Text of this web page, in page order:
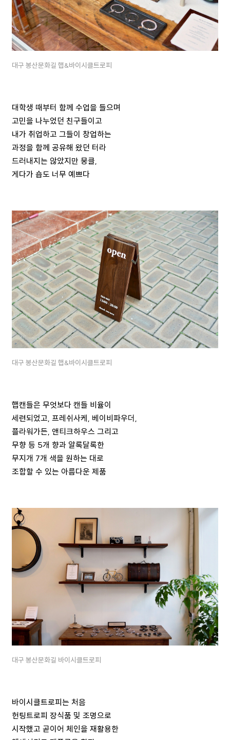
대구 봉산문화길 햅&바이시클트로피
대학생 때부터 함께 수업을 들으며
고민을 나누었던 친구들이고
내가 취업하고 그들이 창업하는
과정을 함께 공유해 왔던 터라
드러내지는 않았지만 뭉클,
게다가 숍도 너무 예쁘다
대구 봉산문화길 햅&바이시클트로피
햅캔들은 무엇보다 캔들 비율이
세련되었고, 프레쉬사케, 베이비파우더,
플라워가든, 앤티크하우스 그리고
무향 등 5개 향과 알록달록한
무지개 7개 색을 원하는 대로
조합할 수 있는 아름다운 제품
대구 봉산문화길 바이시클트로피
바이시클트로피는 처음
헌팅트로피 장식품 및 조명으로
시작했고 곧이어 체인을 재활용한